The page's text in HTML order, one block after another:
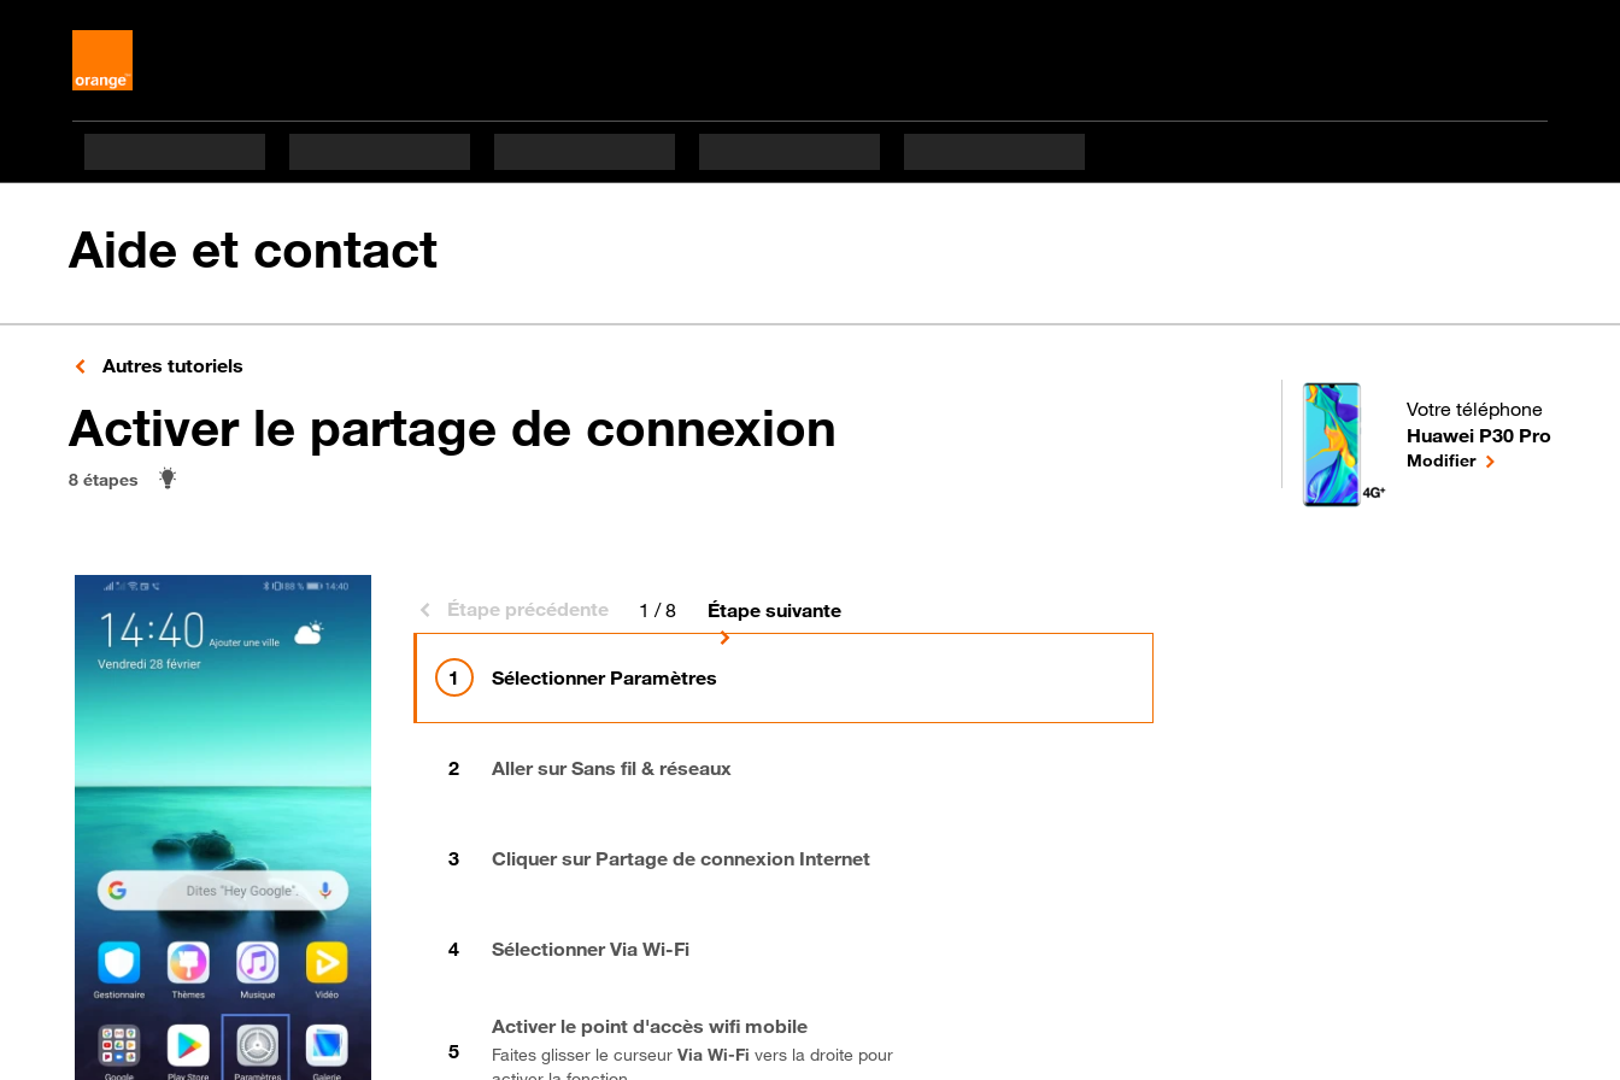
Aide et contact
Autres tutoriels
Activer le partage de connexion en 8 étapes difficulté
8 étapes
Votre téléphone
Huawei P30 Pro
pour votre Huawei P30
Modifierle téléphone
Étape précédente 1 / 8 Étape suivante
Sélectionner Paramètres
Aller sur Sans fil & réseaux
Cliquer sur Partage de connexion Internet
Sélectionner Via Wi-Fi
Activer le point d'accès wifi mobile
Faites glisser le curseur Via Wi-Fi vers la droite pour